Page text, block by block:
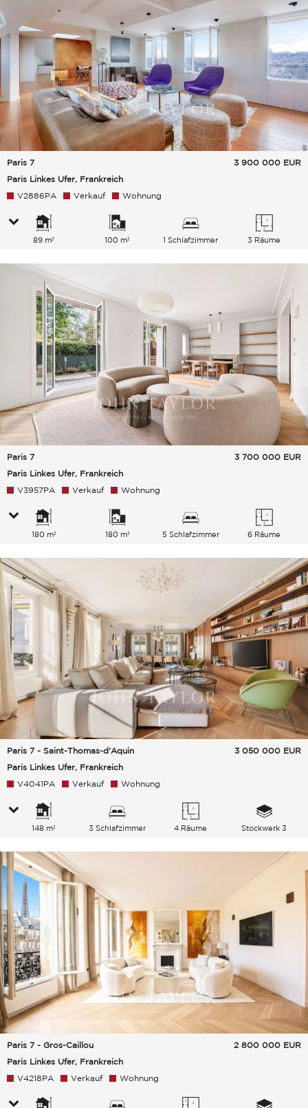
Paris 7
Paris Linkes Ufer, Frankreich
3 900 000 EUR
V2886PA Verkauf Wohnung
89 m² 100 m² 1 Schlafzimmer 3 Räume
Paris 7
Paris Linkes Ufer, Frankreich
3 700 000 EUR
V3957PA Verkauf Wohnung
180 m² 180 m² 5 Schlafzimmer 6 Räume
Paris 7 - Saint-Thomas-d'Aquin
Paris Linkes Ufer, Frankreich
3 050 000 EUR
V4041PA Verkauf Wohnung
148 m² 3 Schlafzimmer 4 Räume Stockwerk 3
Paris 7 - Gros-Caillou
Paris Linkes Ufer, Frankreich
2 800 000 EUR
V4218PA Verkauf Wohnung